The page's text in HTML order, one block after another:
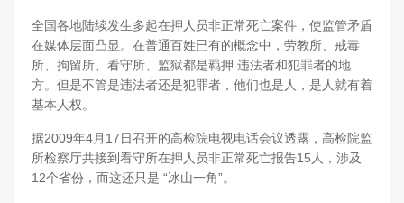
全国各地陆续发生多起在押人员非正常死亡案件，使监管矛盾
在媒体层面凸显。在普通百姓已有的概念中，劳教所、戒毒
所、拘留所、看守所、监狱都是羁押 违法者和犯罪者的地
方。但是不管是违法者还是犯罪者，他们也是人，是人就有着
基本人权。
据2009年4月17日召开的高检院电视电话会议透露，高检院监
所检察厅共接到看守所在押人员非正常死亡报告15人，涉及
12个省份，而这还只是 “冰山一角”。